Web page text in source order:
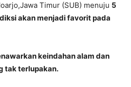
Timur (SUB) menuju 5
akan menjadi favorit pada
keindahan alam dan
tak terlupakan.